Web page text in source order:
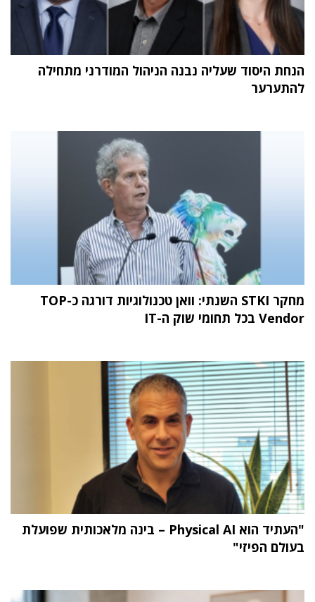
הנחת היסוד שעליה נבנה הניהול המודרני מתחילה
להתערער
מחקר STKI השנתי: וואן טכנולוגיות דורגה כ-TOP
Vendor בכל תחומי שוק ה-IT
"העתיד הוא Physical AI – בינה מלאכותית שפועלת
בעולם הפיזי"